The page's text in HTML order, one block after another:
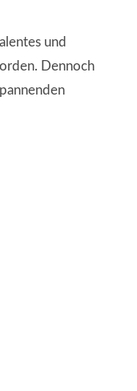
und
Dennoch